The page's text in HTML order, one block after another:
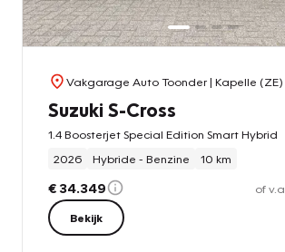
Vakgarage Auto Toonder| Kapelle (ZE)
Suzuki S-Cross
1.4 Boosterjet Special Edition Smart Hybrid
2026
Hybride - Benzine 10 km
€ 34.349 of v.a.
Bekijk